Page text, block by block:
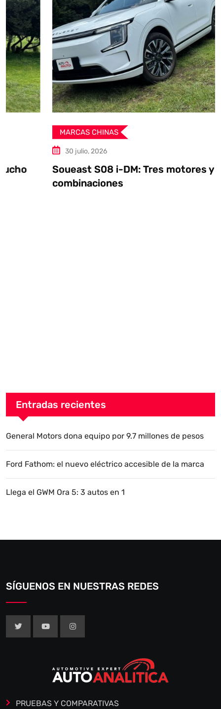
MARCAS CHINAS
30 julio, 2026
Soueast S08 i-DM: Tres motores y múltiples
combinaciones
Entradas recientes
General Motors dona equipo por 9.7 millones de pesos
Ford Fathom: el nuevo eléctrico accesible de la marca
Llega el GWM Ora 5: 3 autos en 1
SÍGUENOS EN NUESTRAS REDES
PRUEBAS Y COMPARATIVAS